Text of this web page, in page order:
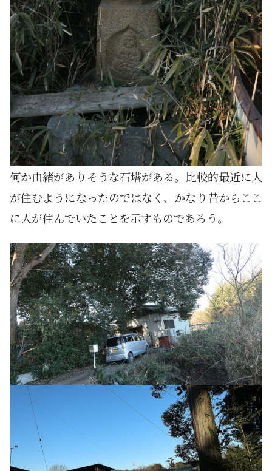
何か由緒がありそうな石塔がある。比較的最近に人
が住むようになったのではなく、かなり昔からここ
に人が住んでいたことを示すものであろう。